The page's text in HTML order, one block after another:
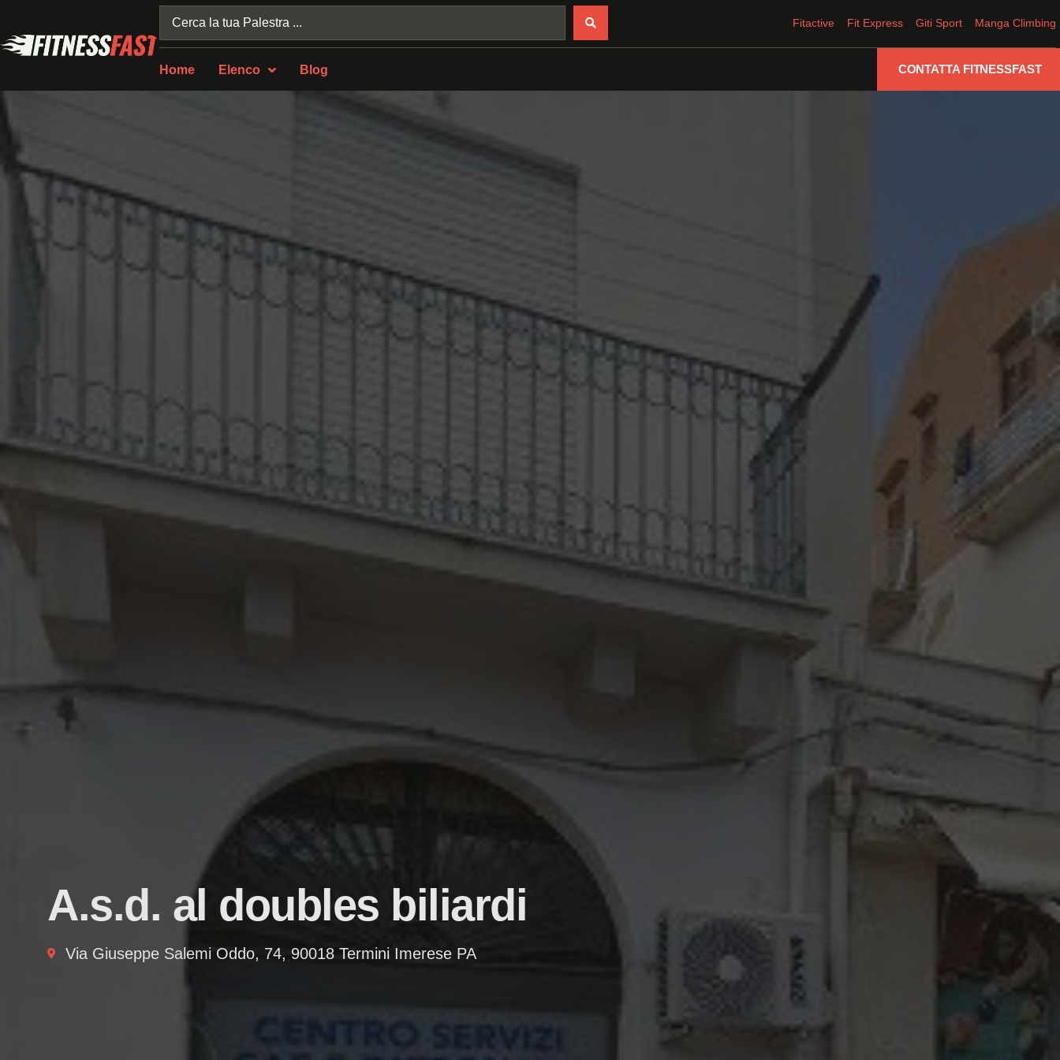
Fitactive Fit Express Giti Sport Manga Climbing
Home Elenco Blog CONTATTA FITNESSFAST
A.s.d. al doubles biliardi
Via Giuseppe Salemi Oddo, 74, 90018 Termini Imerese PA